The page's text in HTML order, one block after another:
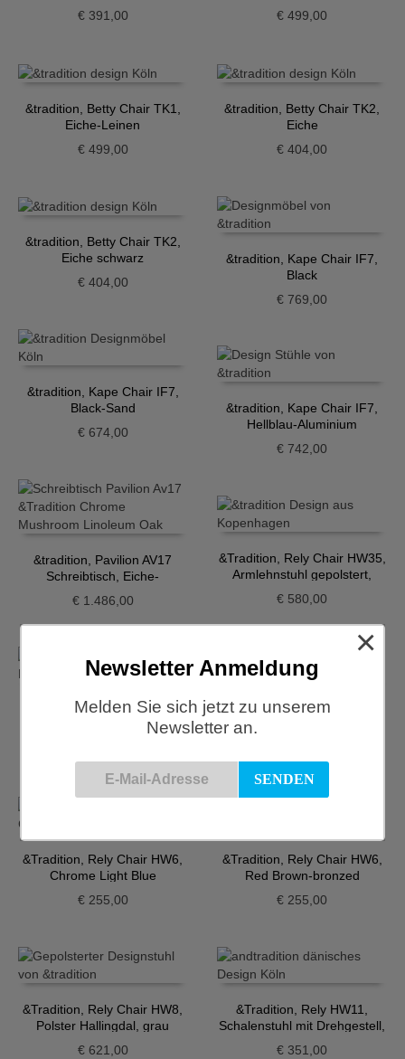
€391,00
€ 499,00
&tradition, Betty Chair TK1,
Eiche-Leinen
€499,00
&tradition, Betty Chair TK2,
Eiche
€ 404,00
&tradition, Betty Chair TK2,
Eiche schwarz
€404,00
&tradition, Kape Chair IF7,
Black
€ 769,00
&tradition, Kape Chair IF7,
Black-Sand
€674,00
&tradition, Kape Chair IF7,
Hellblau-Aluminium
€ 742,00
&tradition, Pavilion AV17
Schreibtisch, Eiche-
€1.486,00
&Tradition, Rely Chair HW35,
Armlehnstuhl gepolstert,
Grau-Beige
€ 580,00
&Tradition, Rely Chair HW6,
&Tradition, Rely Chair HW6,
&Tradition, Rely Chair HW6,
Chrome Light Blue
€255,00
&Tradition, Rely Chair HW6,
Red Brown-bronzed
€ 255,00
&Tradition, Rely Chair HW8,
Polster Hallingdal, grau
€621,00
&Tradition, Rely HW11,
Schalenstuhl mit Drehgestell,
€ 351,00
Newsletter Anmeldung
Melden Sie sich jetzt zu unserem
Newsletter an.
×